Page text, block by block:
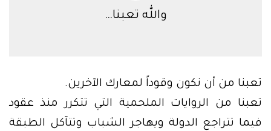
والله تعبنا…
تعبنا من أن نكون وقوداً لمعارك الآخرين.
تعبنا من الروايات الملحمية التي تتكرر منذ عقود
فيما تتراجع الدولة ويهاجر الشباب وتتآكل الطبقة